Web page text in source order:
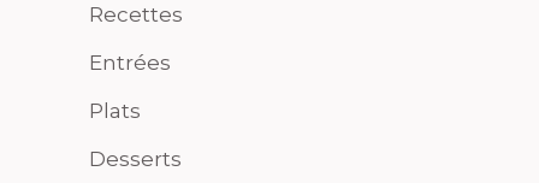
Recettes
Entrées
Plats
Desserts